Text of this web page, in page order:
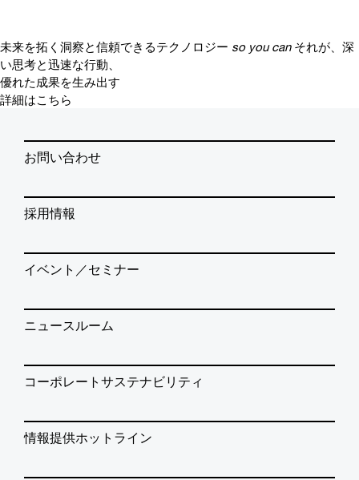
未来を拓く洞察と信頼できるテクノロジー so you can それが、深
い思考と迅速な行動、
優れた成果を生み出す
詳細はこちら
お問い合わせ
採用情報
イベント／セミナー
ニュースルーム
コーポレートサステナビリティ
情報提供ホットライン